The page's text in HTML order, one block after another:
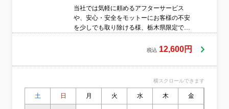
当社では気軽に頼めるアフターサービス
や、安心・安全をモットーにお客様の不安
を少しでも取り除ける様、栃木県限定での
城・群馬は作業可能）全国的に有名な大手
得したスタッフが、お客様のご納得のいく
税込 12,600円
横スクロールできます
土 日 月 火 水 木 金